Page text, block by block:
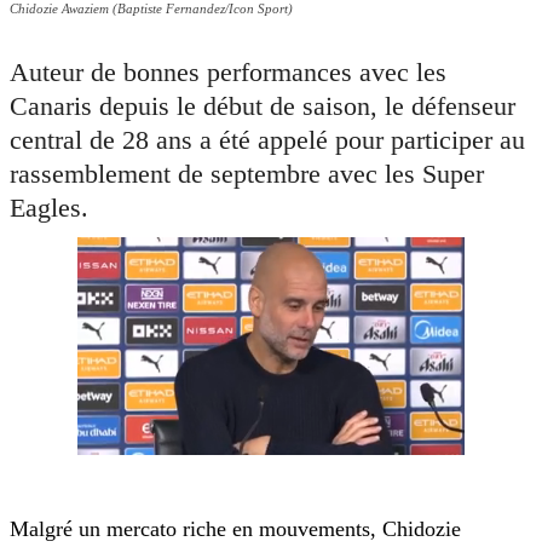
Chidozie Awaziem (Baptiste Fernandez/Icon Sport)
Auteur de bonnes performances avec les
Canaris depuis le début de saison, le défenseur
central de 28 ans a été appelé pour participer au
rassemblement de septembre avec les Super
Eagles.
Malgré un mercato riche en mouvements, Chidozie